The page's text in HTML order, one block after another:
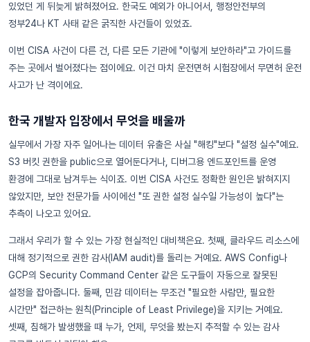
있었던 게 뒤늦게 밝혀졌어요. 한국도 예외가 아니어서, 행정안전부의
정부24나 KT 사태 같은 굵직한 사건들이 있었죠.
이번 CISA 사건이 다른 건, 다른 모든 기관에 "이렇게 보안하라"고 가이드를
주는 곳에서 벌어졌다는 점이에요. 이건 마치 운전면허 시험장에서 무면허 운전
사고가 난 격이에요.
한국 개발자 입장에서 무엇을 배울까
실무에서 가장 자주 일어나는 데이터 유출은 사실 "해킹"보다 "설정 실수"예요.
S3 버킷 권한을 public으로 열어둔다거나, 디버그용 엔드포인트를 운영
환경에 그대로 남겨두는 식이죠. 이번 CISA 사건도 정확한 원인은 밝혀지지
않았지만, 보안 전문가들 사이에선 "또 권한 설정 실수일 가능성이 높다"는
추측이 나오고 있어요.
그래서 우리가 할 수 있는 가장 현실적인 대비책은요. 첫째, 클라우드 리소스에
대해 정기적으로 권한 감사(IAM audit)를 돌리는 거예요. AWS Config나
GCP의 Security Command Center 같은 도구들이 자동으로 잘못된
설정을 잡아줍니다. 둘째, 민감 데이터는 무조건 "필요한 사람만, 필요한
시간만" 접근하는 원칙(Principle of Least Privilege)을 지키는 거예요.
셋째, 침해가 발생했을 때 누가, 언제, 무엇을 봤는지 추적할 수 있는 감사